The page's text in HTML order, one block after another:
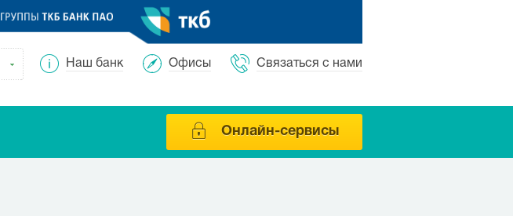
Наш банк Офисы Связаться с нами
Онлайн-сервисы